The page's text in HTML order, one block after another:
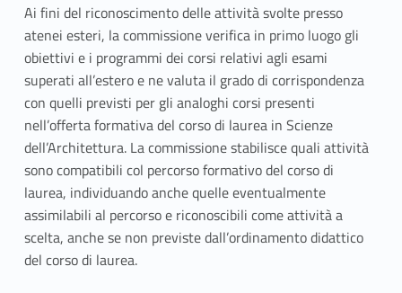
Ai fini del riconoscimento delle attività svolte presso
atenei esteri, la commissione verifica in primo luogo gli
obiettivi e i programmi dei corsi relativi agli esami
superati all’estero e ne valuta il grado di corrispondenza
con quelli previsti per gli analoghi corsi presenti
nell’offerta formativa del corso di laurea in Scienze
dell’Architettura. La commissione stabilisce quali attività
sono compatibili col percorso formativo del corso di
laurea, individuando anche quelle eventualmente
assimilabili al percorso e riconoscibili come attività a
scelta, anche se non previste dall’ordinamento didattico
del corso di laurea.